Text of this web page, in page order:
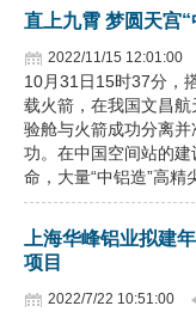
党建工作
企业文化
《资源再生》杂志
行情报价
直上九霄 梦圆天宫
2022/11/15 12:01:00
10月31日15时37分，
载火箭，在我国文昌
验舱与火箭成功分离
功。在中国空间站的建
命，大量“中铝造”高精
上海华峰铝业拟建
项目
2022/7/22 10:51:00